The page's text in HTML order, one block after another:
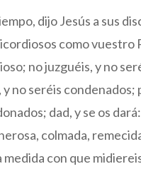
dijo Jesús a sus
como vuestro
no juzguéis, y no
no seréis condenados;
dad, y se os
colmada,
medida con que